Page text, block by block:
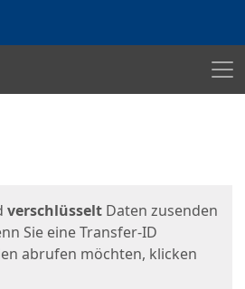
Menü
verschlüsselt Daten zusenden
Sie eine Transfer-ID
abrufen möchten, klicken